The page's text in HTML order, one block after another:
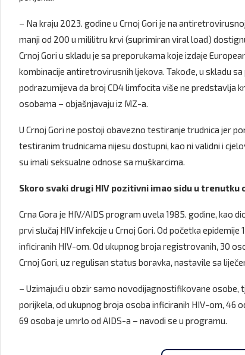
– Na kraju 2023. godine u Crnoj Gori je na
manji od 200 u mililitru krvi (suprimiran viral load)
Crnoj Gori u skladu je sa preporukama koje izdaje
kombinacije antiretrovirusnih ljekova. Takođe, u skladu
podrazumijeva da broj CD4 limfocita više ne predstavlja
osobama – objašnjavaju iz MZ-a.
U Crnoj Gori ne postoji obavezno testiranje trudnica jer
testiranim trudnicama nijesu dostupni, kao ni validni i
su imali seksualne odnose sa muškarcima.
Skoro svaki drugi HIV pozitivni imao sidu u
Crna Gora je HIV/AIDS program uvela 1985. godine, kao
prvi slučaj HIV infekcije u Crnoj Gori. Od početka
inficiranih HIV-om. Od ukupnog broja registrovanih, 30
Crnoj Gori, uz regulisan status boravka, nastavile sa
– Uzimajući u obzir samo novodijagnostifikovane
porijkela, od ukupnog broja osoba inficiranih HIV-om, 46
69 osoba je umrlo od AIDS-a – navodi se u programu.